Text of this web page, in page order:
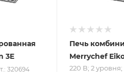
3E
320694
Печь
Merrychef
220 В; 2 уровня;